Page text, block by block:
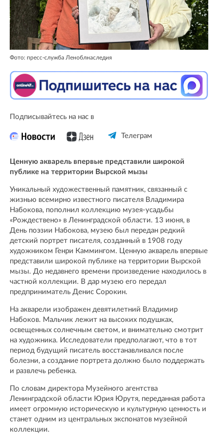
Фото: пресс-служба Леноблнаследия
Подписывайтесь на нас в
Телеграм
Ценную акварель впервые представили широкой
публике на территории Вырской мызы
Уникальный художественный памятник, связанный с
жизнью всемирно известного писателя Владимира
Набокова, пополнил коллекцию музея-усадьбы
«Рождествено» в Ленинградской области. 13 июня, в
День поэзии Набокова, музею был передан редкий
детский портрет писателя, созданный в 1908 году
художником Генри Каммингом. Ценную акварель впервые
представили широкой публике на территории Вырской
мызы. До недавнего времени произведение находилось в
частной коллекции. В дар музею его передал
предприниматель Денис Сорокин.
На акварели изображен девятилетний Владимир
Набоков. Мальчик лежит на высоких подушках,
освещенных солнечным светом, и внимательно смотрит
на художника. Исследователи предполагают, что в тот
период будущий писатель восстанавливался после
болезни, а создание портрета должно было поддержать
и развлечь ребенка.
По словам директора Музейного агентства
Ленинградской области Юрия Юрутя, переданная работа
имеет огромную историческую и культурную ценность и
станет одним из центральных экспонатов музейной
коллекции.